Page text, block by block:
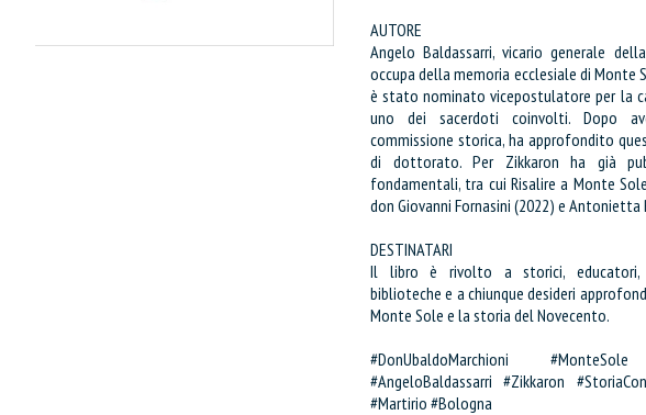
AUTORE
Angelo Baldassarri, vicario generale
occupa della memoria ecclesiale di Monte
è stato nominato vicepostulatore per la
uno dei sacerdoti coinvolti. Dopo
commissione storica, ha approfondito
di dottorato. Per Zikkaron ha già
fondamentali, tra cui Risalire a Monte
don Giovanni Fornasini (2022) e Antonietta
DESTINATARI
Il libro è rivolto a storici, educatori,
biblioteche e a chiunque desideri
Monte Sole e la storia del Novecento.
#DonUbaldoMarchioni #MonteSole
#AngeloBaldassarri #Zikkaron
#Martirio #Bologna
IL MIO CARRELLO
stai aggiungendo questo articolo:
Codice:
Confezione da pezzi
Quantità:
CONTINUA GLI ACQUISTI
PROCEDI E PAGA